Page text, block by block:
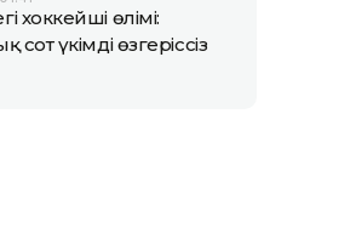
хоккейші өлімі:
сот үкімді өзгеріссіз